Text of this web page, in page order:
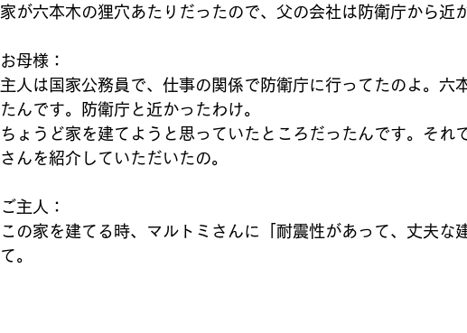
家が六本木の狸穴あたりだったので、父の会社は防衛庁から近
お母様：
主人は国家公務員で、仕事の関係で防衛庁に行ってたのよ。六
たんです。防衛庁と近かったわけ。
ちょうど家を建てようと思っていたところだったんです。それ
さんを紹介していただいたの。
ご主人：
この家を建てる時、マルトミさんに「耐震性があって、丈夫な
て。